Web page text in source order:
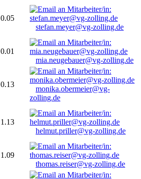
0.05
stefan.meyer@vg-zolling.de
0.01
mia.neugebauer@vg-zolling.de
0.13
monika.obermeier@vg-
zolling.de
1.13
helmut.priller@vg-zolling.de
1.09
thomas.reiser@vg-zolling.de